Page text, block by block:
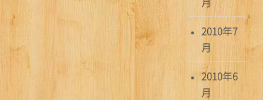
2010年7
月
2010年6
月